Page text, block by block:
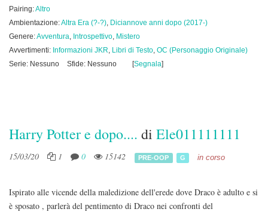
Pairing:Altro
Ambientazione:Altra Era (?-?), Diciannove anni dopo (2017-)
Genere:Avventura, Introspettivo, Mistero
Avvertimenti: Informazioni JKR, Libri di Testo, OC (Personaggio Originale)
Serie: Nessuno
Sfide: Nessuno [Segnala]
Harry Potter e dopo.... di Ele011111111
15/03/20 1 0 15142 PRE-OOP G in corso
Ispirato alle vicende della maledizione dell'erede dove Draco è adulto e si
è sposato , parlerà del pentimento di Draco nei confronti del